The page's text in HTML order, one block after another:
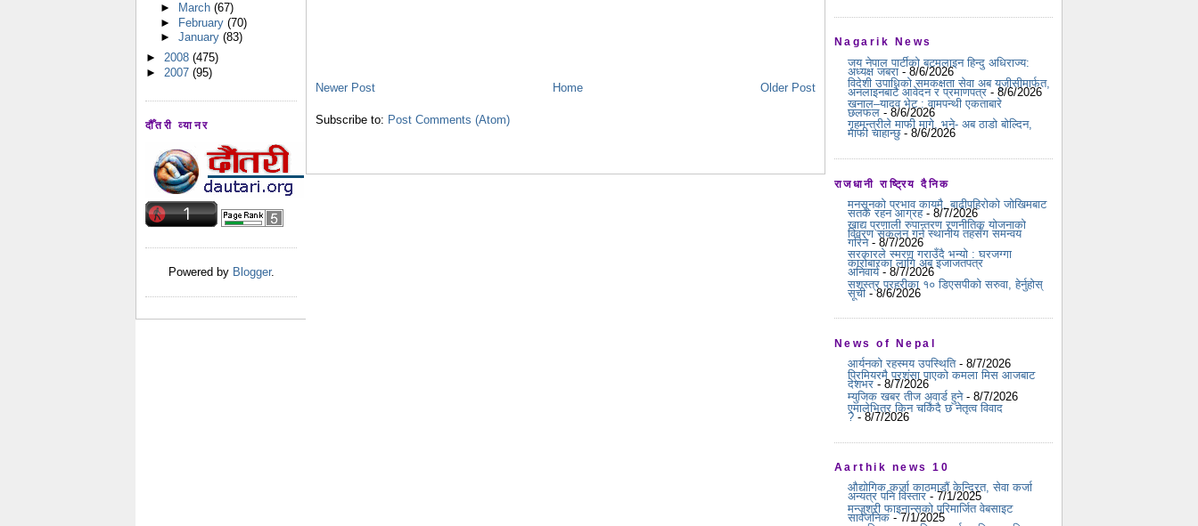
►
March (67)
► February (70)
► January (83)
► 2008 (475)
► 2007 (95)
दौँतरी व्यानर
Powered by Blogger.
Newer Post Older Post
Home
Subscribe to: Post Comments (Atom)
Nagarik News
जय नेपाल पार्टीको बटमलाइन हिन्दु अधिराज्य:
अध्यक्ष जबरा - 8/6/2026
विदेशी उपाधिको समकक्षता सेवा अब यूजीसीमार्फत,
अनलाइनबाटै आवेदन र प्रमाणपत्र - 8/6/2026
खनाल–यादव भेट : वामपन्थी एकताबारे
छलफल - 8/6/2026
गृहमन्त्रीले माफी मागे, भने- अब ठाडो बोल्दिन,
माफी चाहान्छु- 8/6/2026
राजधानी राष्ट्रिय दैनिक
मनसुनको प्रभाव कायमै, बाढीपहिरोको जोखिमबाट
सतर्क रहन आग्रह- 8/7/2026
खाद्य प्रणाली रुपान्तरण रणनीतिक योजनाको
विवरण संकलन गर्न स्थानीय तहसँग समन्वय
गरिने- 8/7/2026
सरकारले स्मरण गराउँदै भन्यो : घरजग्गा
कारोबारका लागि अब इजाजतपत्र
अनिवार्य- 8/7/2026
सशस्त्र प्रहरीका १० डिएसपीको सरुवा, हेर्नुहोस्
सूची- 8/6/2026
News of Nepal
आर्यनको रहस्मय उपस्थिति- 8/7/2026
प्रिमियरमै प्रशंसा पाएको कमला मिस आजबाट
देशभर - 8/7/2026
म्युजिक खबर तीज अवार्ड हुने- 8/7/2026
एमालेभित्र किन चर्किंदै छ नेतृत्व विवाद
? - 8/7/2026
Aarthik news 10
औद्योगिक कर्जा काठमाडौं केन्द्रित, सेवा कर्जा
अन्यत्र पनि विस्तार - 7/1/2025
मन्जुश्री फाइनान्सको परिमार्जित वेबसाइट
सार्वजनिक- 7/1/2025